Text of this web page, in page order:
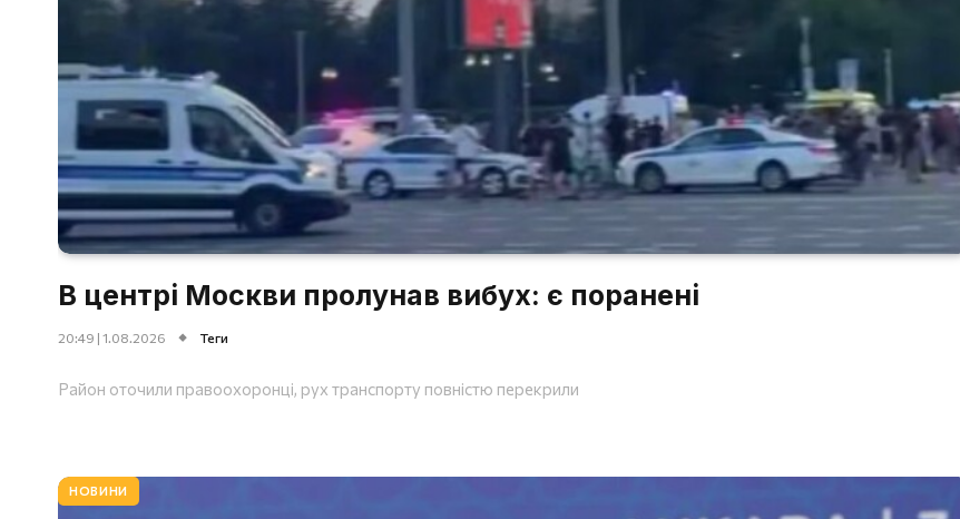
В центрі Москви пролунав вибух: є поранені
20:49 | 1.08.2026 Теги
Район оточили правоохоронці, рух транспорту повністю перекрили
НОВИНИ